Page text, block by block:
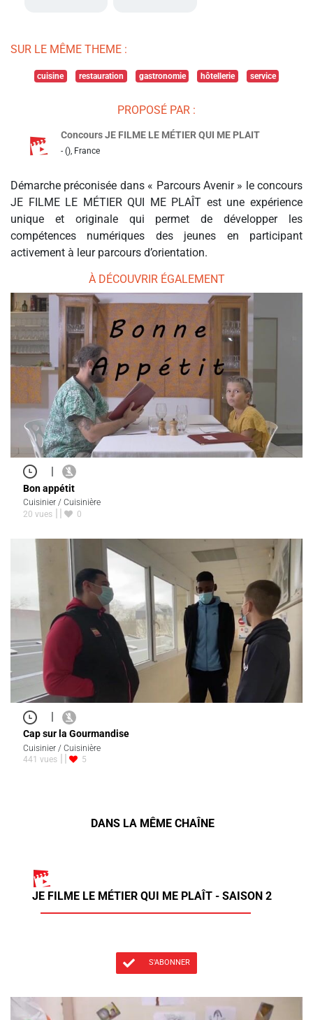
SUR LE MÊME THEME :
cuisine restauration gastronomie hôtellerie service
PROPOSÉ PAR :
Concours JE FILME LE MÉTIER QUI ME PLAIT
- (), France
Démarche préconisée dans « Parcours Avenir » le concours
JE FILME LE MÉTIER QUI ME PLAÎT est une expérience
unique et originale qui permet de développer les
compétences numériques des jeunes en participant
activement à leur parcours d’orientation.
À DÉCOUVRIR ÉGALEMENT
|
Bon appétit
Cuisinier / Cuisinière
20 vues
0
|
Cap sur la Gourmandise
Cuisinier / Cuisinière
441 vues
5
DANS LA MÊME CHAÎNE
JE FILME LE MÉTIER QUI ME PLAÎT - SAISON 2
S'ABONNER